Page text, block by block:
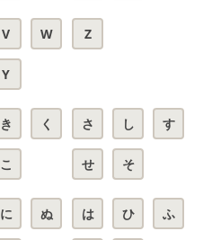
V W
Y
Z
き く
こ
さ し す
せ そ
に ぬ は ひ ふ